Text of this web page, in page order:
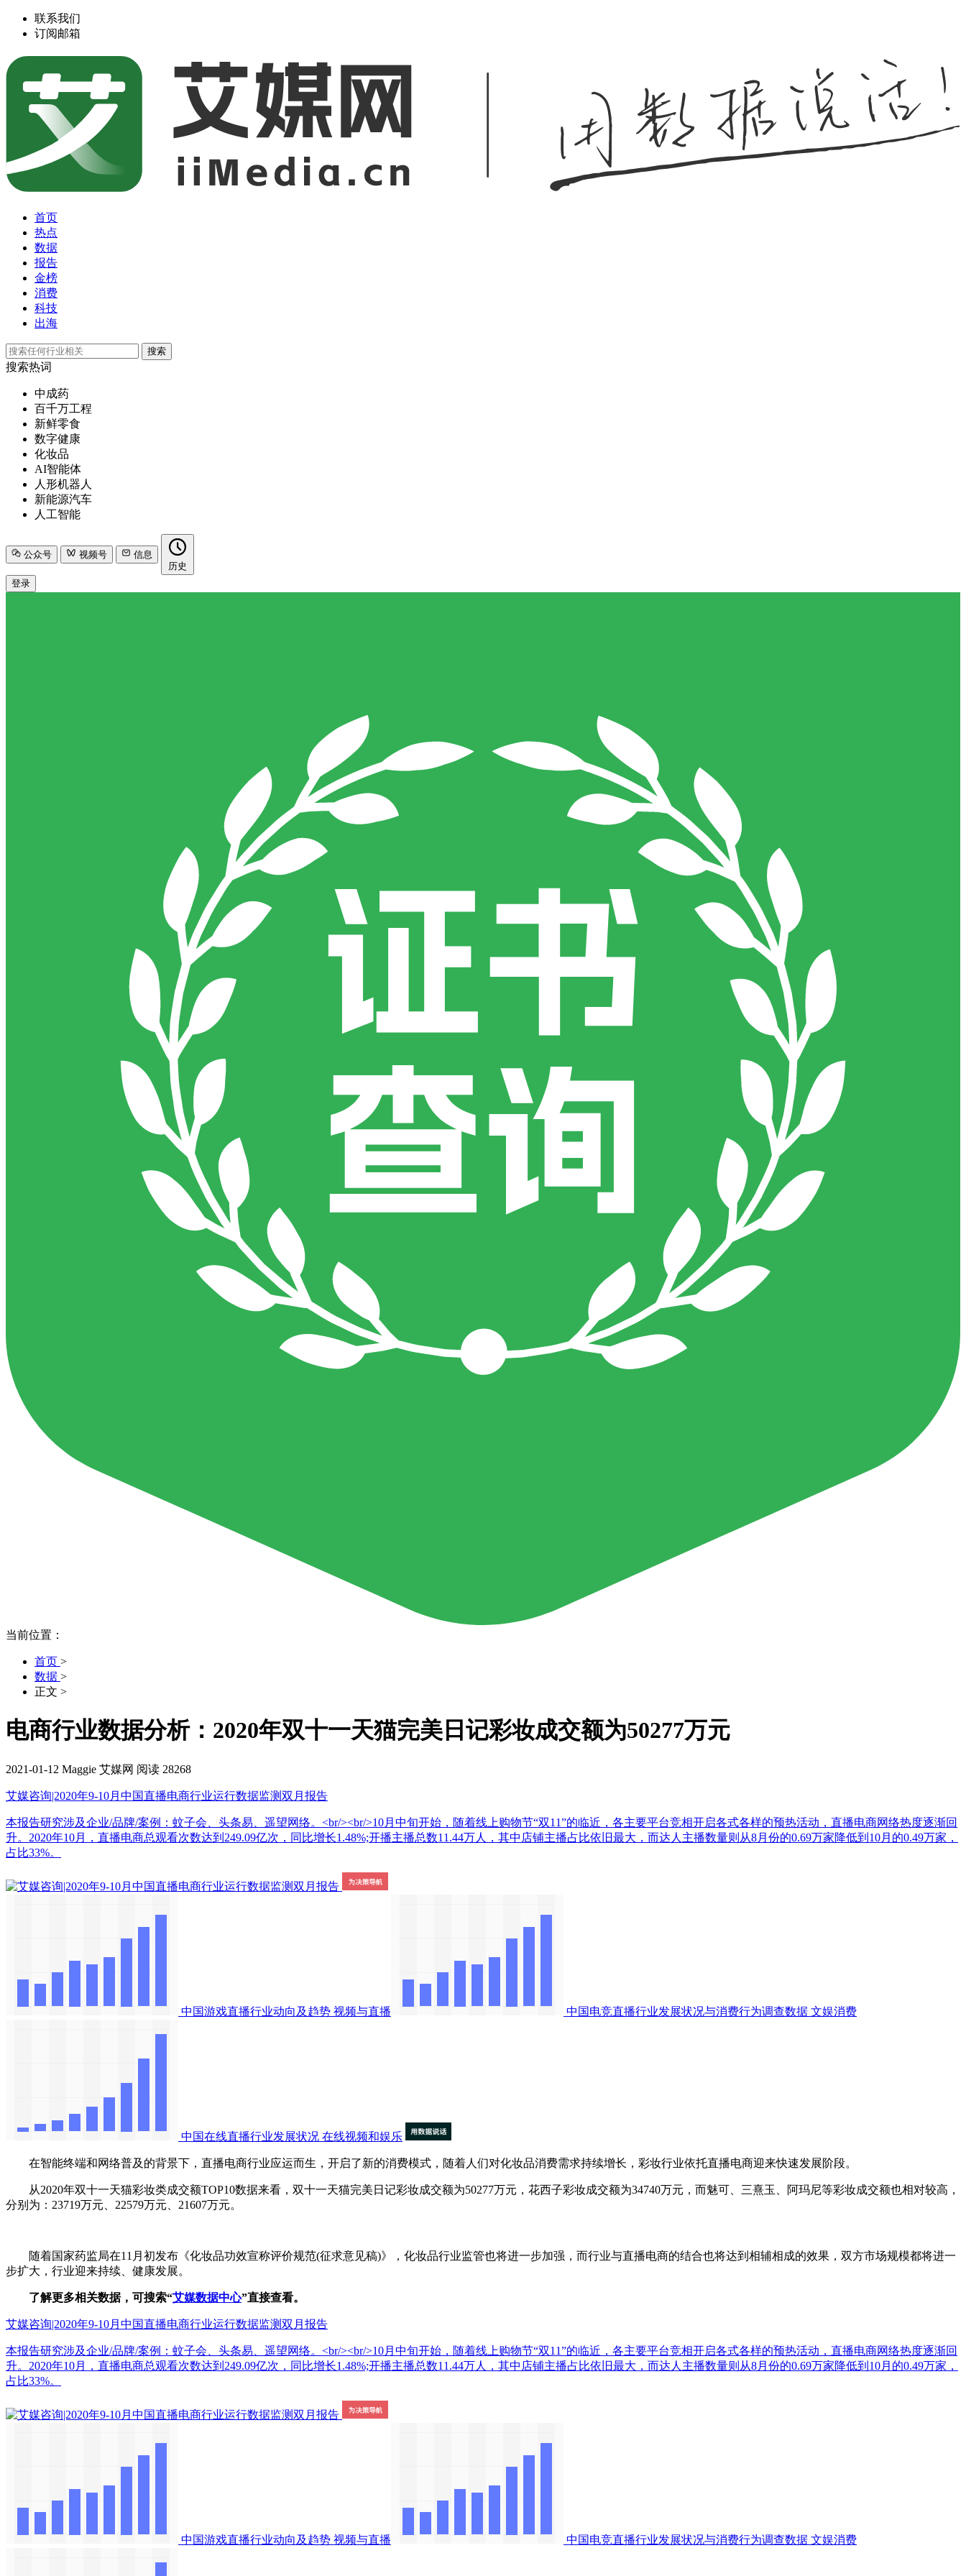
联系我们
订阅邮箱
首页
热点
数据
报告
金榜
消费
科技
出海
搜索
搜索热词
中成药
百千万工程
新鲜零食
数字健康
化妆品
AI智能体
人形机器人
新能源汽车
人工智能
公众号 视频号
信息
历史
登录
当前位置：
首页 >
数据 >
正文 >
电商行业数据分析：2020年双十一天猫完美日记彩妆成交额为50277万元
2021-01-12 Maggie 艾媒网 阅读 28268
艾媒咨询|2020年9-10月中国直播电商行业运行数据监测双月报告
本报告研究涉及企业/品牌/案例：蚊子会、头条易、遥望网络。<br/><br/>10月中旬开始，随着线上购物节“双11”的临近，各主要平台竞相开启各式各样的预热活动，直播电商网络热度逐渐回
升。2020年10月，直播电商总观看次数达到249.09亿次，同比增长1.48%;开播主播总数11.44万人，其中店铺主播占比依旧最大，而达人主播数量则从8月份的0.69万家降低到10月的0.49万家，
占比33%。
中国游戏直播行业动向及趋势 视频与直播 中国电竞直播行业发展状况与消费行为调查数据 文娱消费
中国在线直播行业发展状况 在线视频和娱乐
在智能终端和网络普及的背景下，直播电商行业应运而生，开启了新的消费模式，随着人们对化妆品消费需求持续增长，彩妆行业依托直播电商迎来快速发展阶段。
从2020年双十一天猫彩妆类成交额TOP10数据来看，双十一天猫完美日记彩妆成交额为50277万元，花西子彩妆成交额为34740万元，而魅可、三熹玉、阿玛尼等彩妆成交额也相对较高，
分别为：23719万元、22579万元、21607万元。
随着国家药监局在11月初发布《化妆品功效宣称评价规范(征求意见稿)》，化妆品行业监管也将进一步加强，而行业与直播电商的结合也将达到相辅相成的效果，双方市场规模都将进一
步扩大，行业迎来持续、健康发展。
了解更多相关数据，可搜索“艾媒数据中心”直接查看。
艾媒咨询|2020年9-10月中国直播电商行业运行数据监测双月报告
本报告研究涉及企业/品牌/案例：蚊子会、头条易、遥望网络。<br/><br/>10月中旬开始，随着线上购物节“双11”的临近，各主要平台竞相开启各式各样的预热活动，直播电商网络热度逐渐回
升。2020年10月，直播电商总观看次数达到249.09亿次，同比增长1.48%;开播主播总数11.44万人，其中店铺主播占比依旧最大，而达人主播数量则从8月份的0.69万家降低到10月的0.49万家，
占比33%。
中国游戏直播行业动向及趋势 视频与直播 中国电竞直播行业发展状况与消费行为调查数据 文娱消费